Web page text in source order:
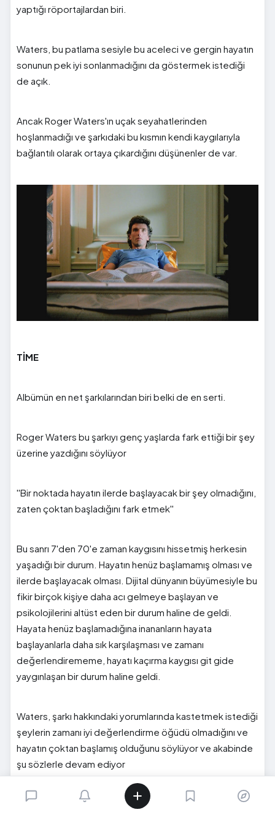
yaptığı röportajlardan biri.
Waters, bu patlama sesiyle bu aceleci ve gergin hayatın
sonunun pek iyi sonlanmadığını da göstermek istediği
de açık.
Ancak Roger Waters'ın uçak seyahatlerinden
hoşlanmadığı ve şarkıdaki bu kısmın kendi kaygılarıyla
bağlantılı olarak ortaya çıkardığını düşünenler de var.
TİME
Albümün en net şarkılarından biri belki de en serti.
Roger Waters bu şarkıyı genç yaşlarda fark ettiği bir şey
üzerine yazdığını söylüyor
''Bir noktada hayatın ilerde başlayacak bir şey olmadığını,
zaten çoktan başladığını fark etmek''
Bu sanrı 7'den 70'e zaman kaygısını hissetmiş herkesin
yaşadığı bir durum. Hayatın henüz başlamamış olması ve
ilerde başlayacak olması. Dijital dünyanın büyümesiyle bu
fikir birçok kişiye daha acı gelmeye başlayan ve
psikolojilerini altüst eden bir durum haline de geldi.
Hayata henüz başlamadığına inananların hayata
başlayanlarla daha sık karşılaşması ve zamanı
değerlendirememe, hayatı kaçırma kaygısı git gide
yaygınlaşan bir durum haline geldi.
Waters, şarkı hakkındaki yorumlarında kastetmek istediği
şeylerin zamanı iyi değerlendirme öğüdü olmadığını ve
hayatın çoktan başlamış olduğunu söylüyor ve akabinde
şu sözlerle devam ediyor
''29 yaşımda bir başkasının benim için yazdığı öngörüyü